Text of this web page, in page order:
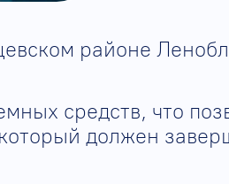
районе
средств, что
должен